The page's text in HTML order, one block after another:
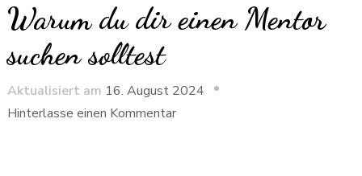
Warum du dir einen Mentor
suchen solltest
Aktualisiert am 16. August 2024
Hinterlasse einen Kommentar